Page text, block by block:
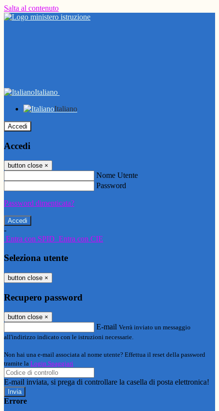
Salta al contenuto
Italiano
Italiano
Accedi
Accedi
button close ×
Nome Utente
Password
Password dimenticata?
-
Entra con SPID Entra con CIE
Seleziona utente
button close ×
Recupero password
button close ×
E-mail Verrà inviato un messaggio
all'indirizzo indicato con le istruzioni necessarie.
Non hai una e-mail associata al nome utente? Effettua il reset della password
tramite la Login Spaggiari
E-mail inviata, si prega di controllare la casella di posta elettronica!
Errore